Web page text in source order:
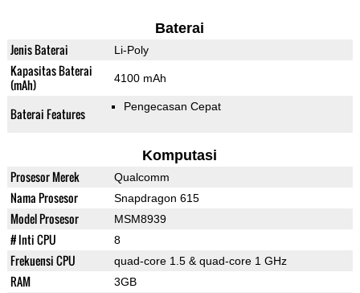
Baterai
Jenis Baterai Li-Poly
Kapasitas Baterai
(mAh)
4100 mAh
Baterai Features Pengecasan Cepat
Komputasi
Prosesor Merek Qualcomm
Nama Prosesor Snapdragon 615
Model Prosesor MSM8939
# Inti CPU 8
Frekuensi CPU quad-core 1.5 & quad-core 1 GHz
RAM 3GB